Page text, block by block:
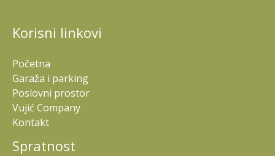
Korisni linkovi
Početna
Garaža i parking
Poslovni prostor
Vujić Company
Kontakt
Spratnost